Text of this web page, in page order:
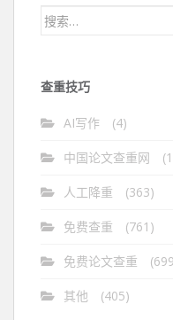
搜
查重技巧
AI写作 (4)
中国论文查重网
人工降重 (363)
免费查重 (761)
免费论文查重
其他
(405)